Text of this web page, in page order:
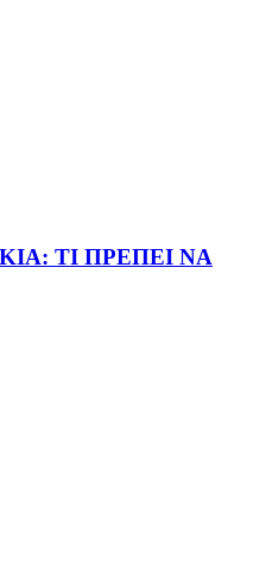
ΤΙ ΠΡΕΠΕΙ ΝΑ